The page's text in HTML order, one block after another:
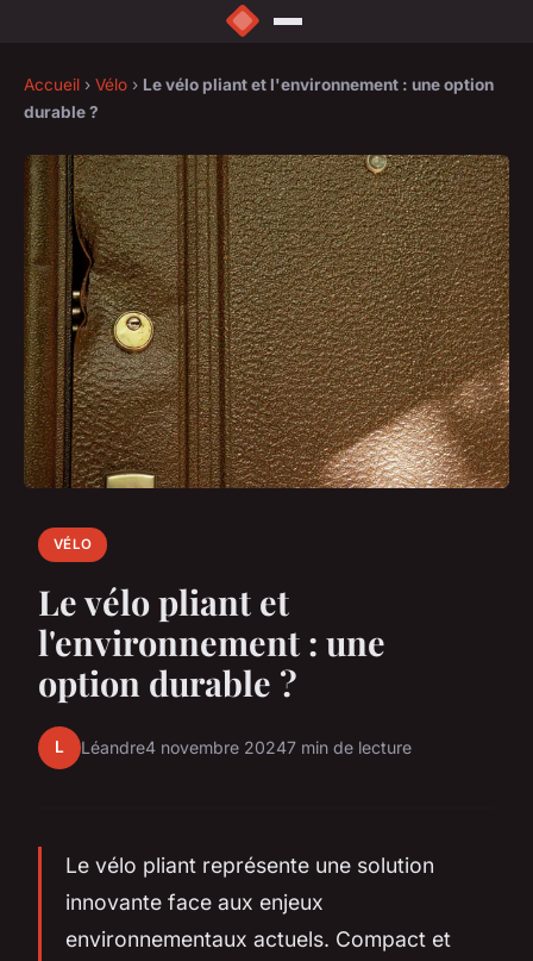
Accueil › Vélo › Le vélo pliant et l'environnement : une option
durable ?
VÉLO
Le vélo pliant et
l'environnement : une
option durable ?
L Léandre4 novembre 20247 min de lecture
Le vélo pliant représente une solution
innovante face aux enjeux
environnementaux actuels. Compact et